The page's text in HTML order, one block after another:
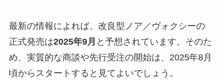
最新の情報によれば、改良型ノア／ヴォクシーの
正式発売は2025年9月 と予想されています。そのた
め、実質的な商談や先行受注の開始は、2025年8月
頃からスタートすると見てよいでしょう。